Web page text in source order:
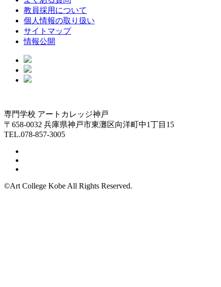
教員採用について
個人情報の取り扱い
サイトマップ
情報公開
専門学校 アートカレッジ神戸
〒658-0032 兵庫県神戸市東灘区向洋町中1丁目15
TEL.078-857-3005
©Art College Kobe All Rights Reserved.